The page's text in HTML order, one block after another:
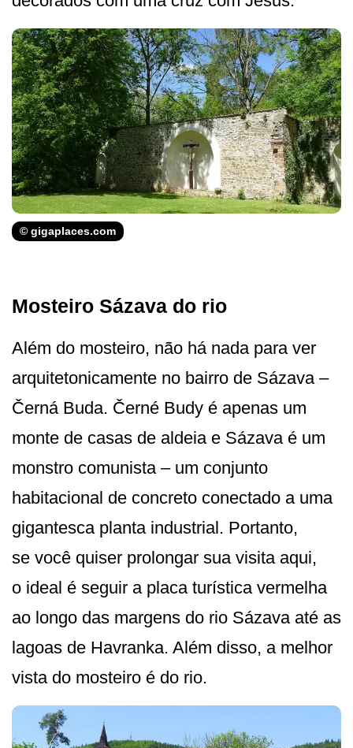
© gigaplaces.com
Mosteiro Sázava do rio
Além do mosteiro, não há nada para ver
arquitetonicamente no bairro de Sázava –
Černá Buda. Černé Budy é apenas um
monte de casas de aldeia e Sázava é um
monstro comunista – um conjunto
habitacional de concreto conectado a uma
gigantesca planta industrial. Portanto,
se você quiser prolongar sua visita aqui,
o ideal é seguir a placa turística vermelha
ao longo das margens do rio Sázava até as
lagoas de Havranka. Além disso, a melhor
vista do mosteiro é do rio.